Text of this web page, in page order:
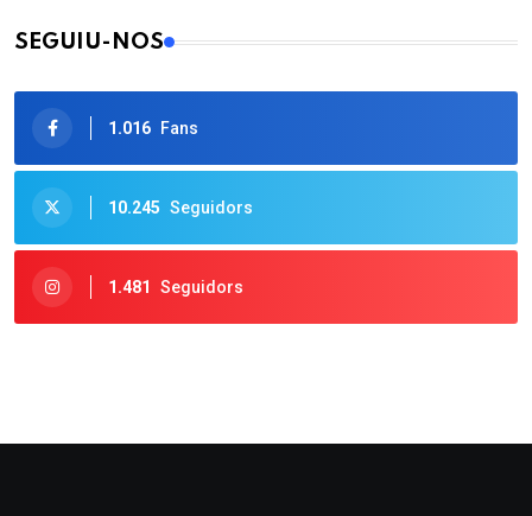
SEGUIU-NOS
1.016 Fans
10.245 Seguidors
1.481 Seguidors